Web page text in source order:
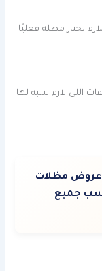
الصيف توصل 45 وأكثر، فلازم تختار مظلة فعليًا
لازم تنتبه لها
مظلات
جميع